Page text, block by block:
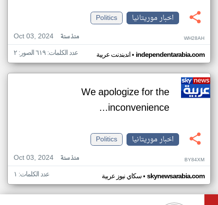
اخبار موريتانيا
Politics
Oct 03, 2024
منذ سنة WH28AH
اندبندنت عربية• independentarabia.com عدد الكلمات: ٦١٩ الصور: ٢
We apologize for the
inconvenience...
اخبار موريتانيا
Politics
Oct 03, 2024
منذ سنة BY84XM
سكاي نيوز عربية• skynewsarabia.com عدد الكلمات: ١